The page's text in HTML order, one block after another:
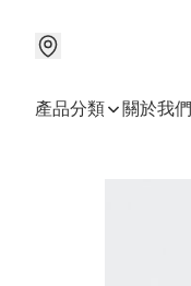
產品分類 關於我們